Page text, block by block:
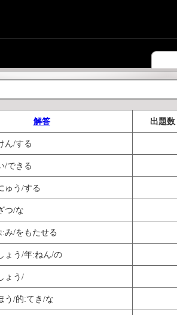
解答 出題数
ん/する
/できる
ゅう/する
つ/な
み/をもたせる
ょう/年:ねん/の
ょう/
う/的:てき/な